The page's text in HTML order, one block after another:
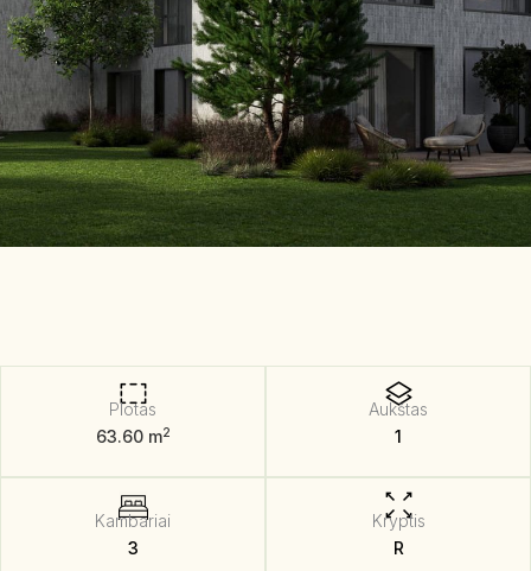
Plotas
63.60 m2
Aukštas
1
Kambariai
3
Kryptis
R